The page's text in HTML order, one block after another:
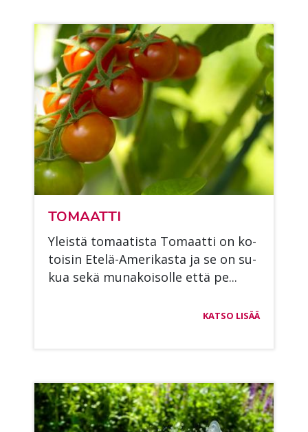
TO­MAAT­TI
Yleis­tä to­maa­tis­ta To­maat­ti on ko­
toi­sin Ete­lä-Ame­ri­kas­ta ja se on su­
kua sekä mu­na­koi­sol­le että pe...
KATSO LISÄÄ